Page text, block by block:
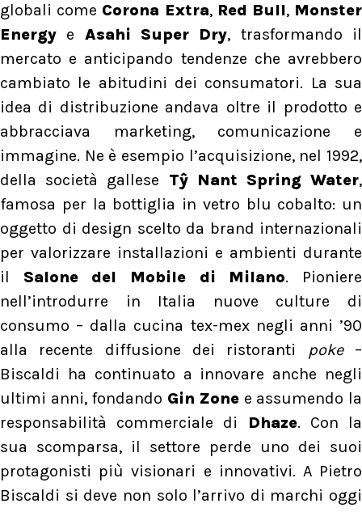
globali come Corona Extra, Red Bull, Monster
Energy e Asahi Super Dry, trasformando il
mercato e anticipando tendenze che avrebbero
cambiato le abitudini dei consumatori. La sua
idea di distribuzione andava oltre il prodotto e
abbracciava marketing, comunicazione e
immagine. Ne è esempio l’acquisizione, nel 1992,
della società gallese Tŷ Nant Spring Water,
famosa per la bottiglia in vetro blu cobalto: un
oggetto di design scelto da brand internazionali
per valorizzare installazioni e ambienti durante
il Salone del Mobile di Milano. Pioniere
nell’introdurre in Italia nuove culture di
consumo – dalla cucina tex-mex negli anni ’90
alla recente diffusione dei ristoranti
poke–
Biscaldi ha continuato a innovare anche negli
ultimi anni, fondando Gin Zonee assumendo la
responsabilità commerciale di
Dhaze. Con la
sua scomparsa, il settore perde uno dei suoi
protagonisti più visionari e innovativi. A Pietro
Biscaldi si deve non solo l’arrivo di marchi oggi